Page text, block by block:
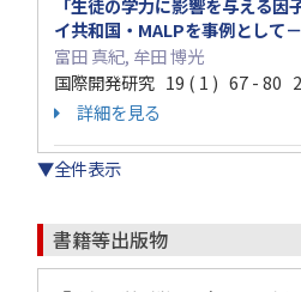
「生徒の学力に影響を与える
イ共和国・MALPを事例として－
富田 真紀, 牟田 博光
国際開発研究 19 ( 1 ) 67 - 80
詳細を見る
▼全件表示
書籍等出版物